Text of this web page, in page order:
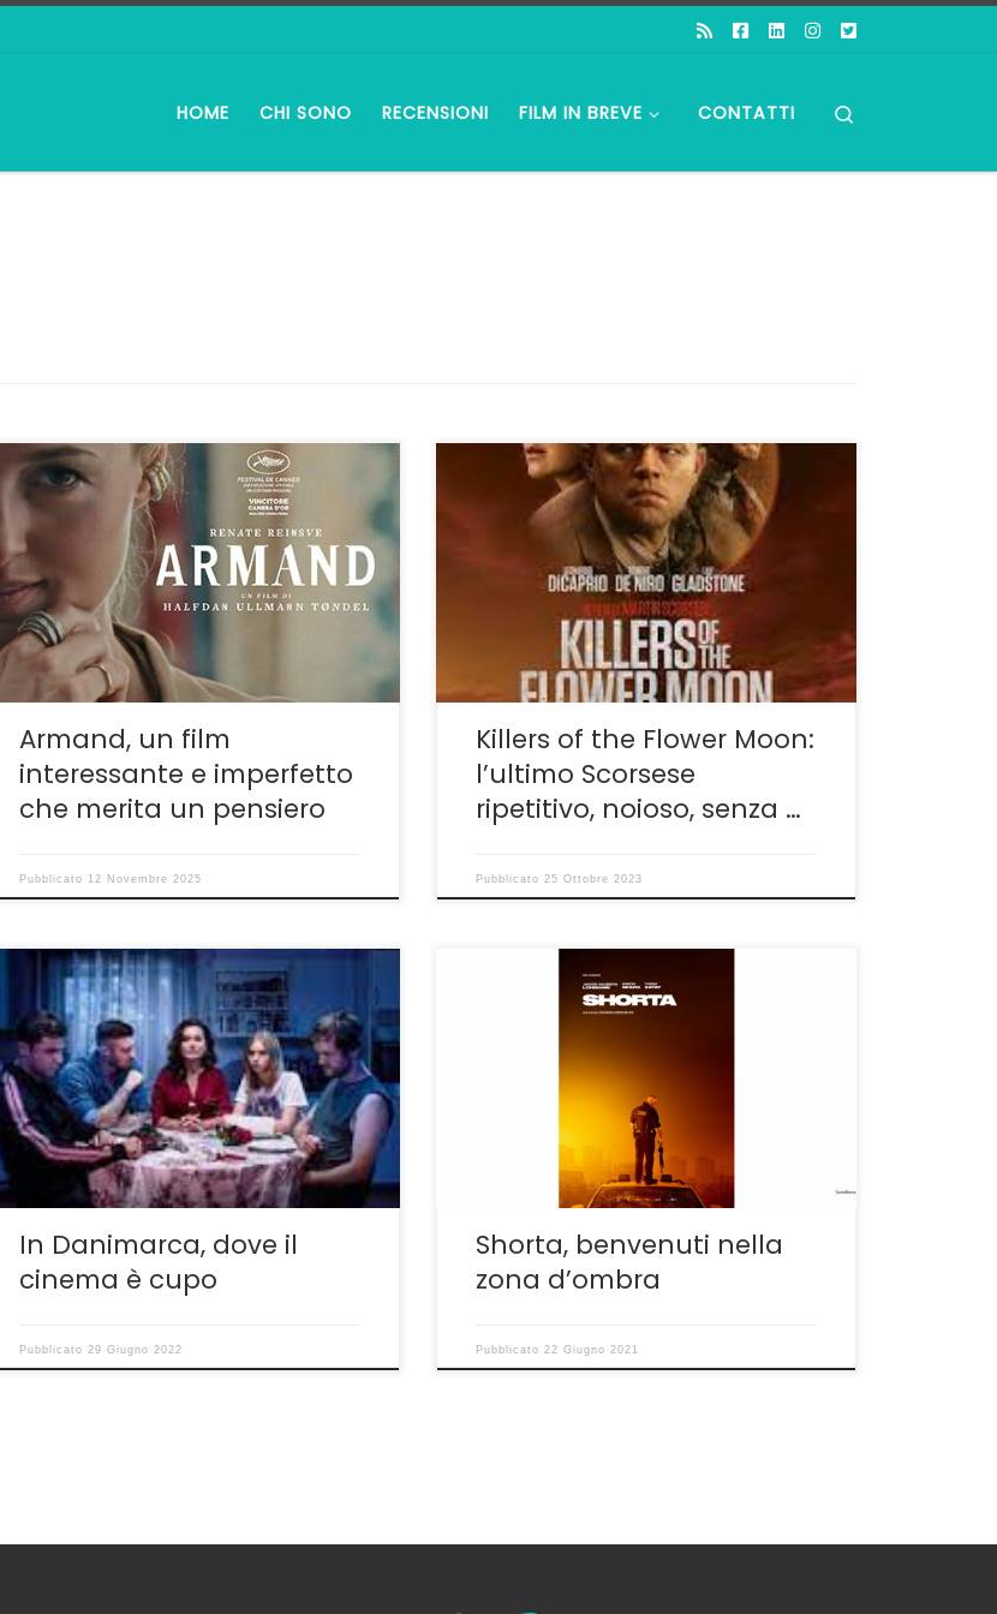
HOME CHI SONO RECENSIONI FILM IN BREVE CONTATTI
Il Nord Europa, ovvero l’infelicità Vivere nel
Nord Europa, nel caso di Armand in Norvegia,
non deve essere facile. La politica
improntata all’illusione di favorire una sorta di
equità sociale attraverso servizi e aiuti al
cittadino, sembra sortire spesso e volentieri
l’effetto opposto. È un leit motiv di molte
produzioni […]
Armand, un film
interessante e imperfetto
che merita un pensiero
Pubblicato 12 Novembre 2025
Anche i maestri inciampano Killers of The
Flower Moon è il peggior film di Martin
Scorsese. Lo scrivo con amarezza perché, si
sa, Scorsese non è solo un Maestro ma è
colui che anche nelle sue prove minori ha
sempre saputo donare spunti, riflessioni, colpi
di genio. Questa volta non […]
Killers of the Flower Moon:
l’ultimo Scorsese
ripetitivo, noioso, senza …
Pubblicato 25 Ottobre 2023
Wildland, un noir che non sfugge alle regole
della tradizione La Danimarca è una terra
felice? Ad osservare la sua cinematografia la
risposta sembrerebbe negativa. Wildland che
nel 2021 è stato premiato con il Black Panther
Award al Noir in Festival non sfugge alla
regola. Cupezza, crudeltà, assenza totale di
[…]
In Danimarca, dove il
cinema è cupo
Pubblicato 29 Giugno 2022
Un film sorprendente per tensione e
profondità La cinematografia danese ci sta
abituando ormai da anni a parecchie e
positive sorprese. Dietro ai maestri, Lars von
Trier, Susan Bier, Nicolas Winding Refn,Thomas
Vinterberg, Anders Thomas Jensen e tanti
altri, esiste un gruppo di giovani che non esita
a dirigere film […]
Shorta, benvenuti nella
zona d’ombra
Pubblicato 22 Giugno 2021